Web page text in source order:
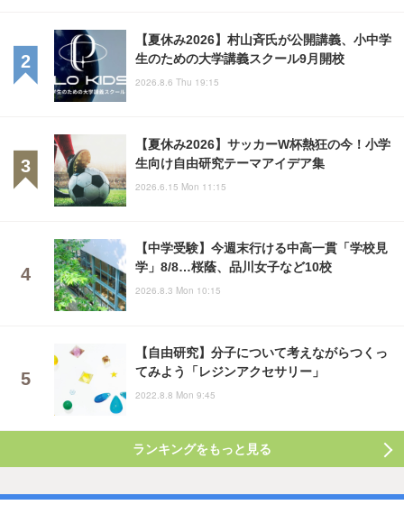
【夏休み2026】村山斉氏が公開講義、小中学
生のための大学講義スクール9月開校
2026.8.6 Thu 19:15
【夏休み2026】サッカーW杯熱狂の今！小学
生向け自由研究テーマアイデア集
2026.6.15 Mon 11:15
【中学受験】今週末行ける中高一貫「学校見
学」8/8…桜蔭、品川女子など10校
2026.8.3 Mon 10:15
【自由研究】分子について考えながらつくっ
てみよう「レジンアクセサリー」
2022.8.8 Mon 9:45
ランキングをもっと見る